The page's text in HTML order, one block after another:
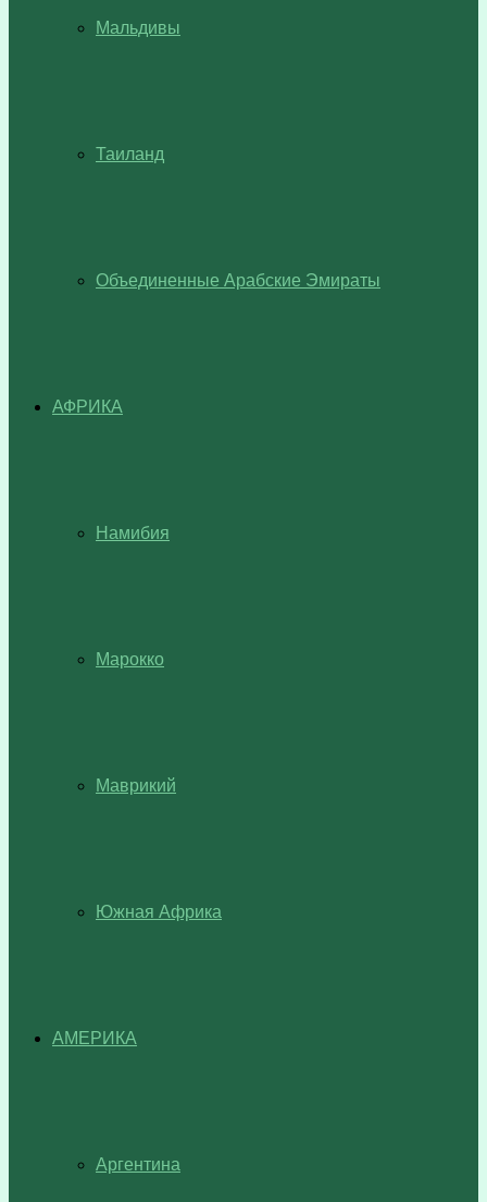
Мальдивы
Таиланд
Объединенные Арабские Эмираты
АФРИКА
Намибия
Марокко
Маврикий
Южная Африка
АМЕРИКА
Аргентина